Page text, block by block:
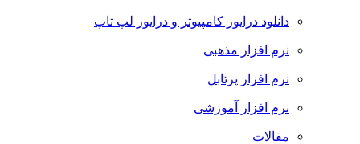
دانلود درایور کامپیوتر و درایور لپ تاپ
نرم افزار مذهبی
نرم افزار پرتابل
نرم افزار آموزشی
مقالات